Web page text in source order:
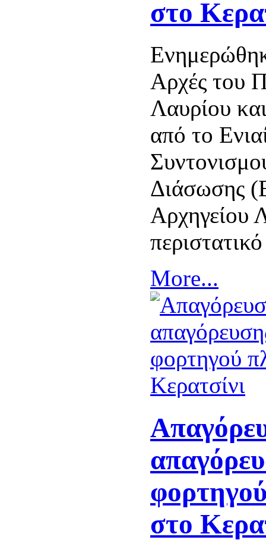
στο
Αρχές του
Λαυρίου
από το
Διάσωσης
More...
στο